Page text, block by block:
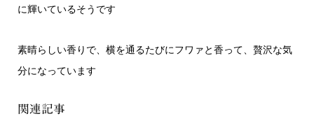
に輝いているそうです
素晴らしい香りで、横を通るたびにフワァと香って、贅沢な気
分になっています
関連記事